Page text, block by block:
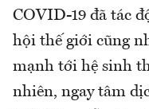
COVID-19 đã tác
hội thế giới cũng
mạnh tới hệ sinh
nhiên, ngay tâm